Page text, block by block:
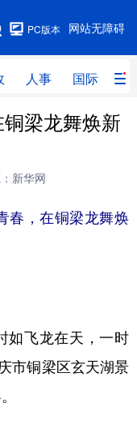
网站无障碍
PC版本
人事 国际 财
人事
体育
化 数字经济
梁龙舞焕新
新华网
春，在铜梁龙舞焕
飞龙在天，一时
市铜梁区玄天湖景